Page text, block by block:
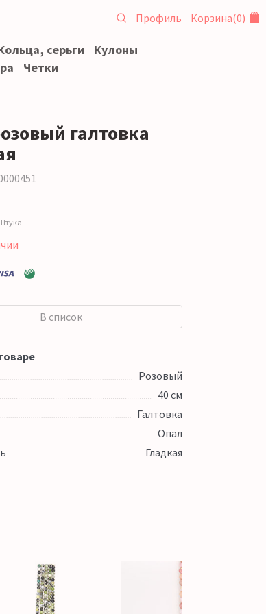
Профиль Корзина(0)
серьги
Кулоны
Четки
галтовка
В список
Розовый
40 см
Галтовка
Опал
Гладкая